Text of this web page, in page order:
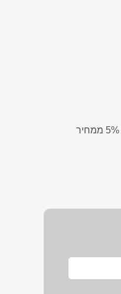
ניתן לבטל את הרישיון בלבד תוך 14 ימים מיום הקניה, ולקבל זיכוי בניכוי דמי ביטול בשיעור של 5% ממחיר